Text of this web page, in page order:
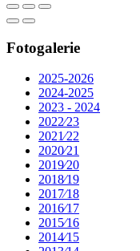
Fotogalerie
2025-2026
2024-2025
2023 - 2024
2022⁄23
2021⁄22
2020⁄21
2019⁄20
2018⁄19
2017⁄18
2016⁄17
2015⁄16
2014⁄15